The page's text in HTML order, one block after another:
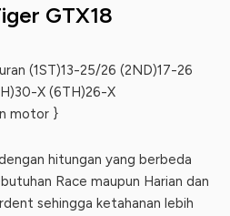
GTX18
(1ST)13-25/26 (2ND)17-26
X (6TH)26-X
motor }
hitungan yang berbeda
Race maupun Harian dan
sehingga ketahanan lebih